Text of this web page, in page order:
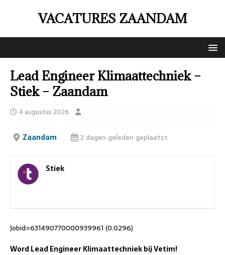
VACATURES ZAANDAM
Lead Engineer Klimaattechniek –
Stiek – Zaandam
4 augustus 2026
Zaandam 2 dagen geleden geplaatst
Stiek
Jobid=631490770000939961 (0.0296)
Word Lead Engineer Klimaattechniek bij Vetim!